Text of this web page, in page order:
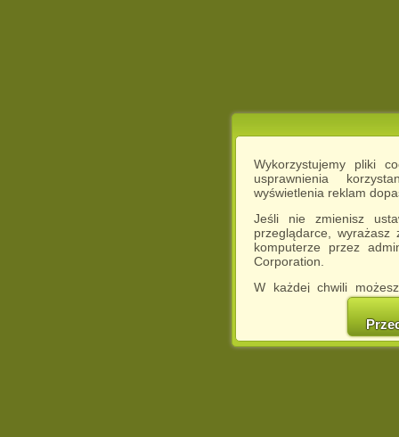
Wykorzystujemy pliki
usprawnienia
wyświetlenia reklam
Jeśli nie zmienisz
przeglądarce,
komputerze przez
Corporation.
W każdej chwili
cookies w swojej
w naszej
http://chomikuj.pl/